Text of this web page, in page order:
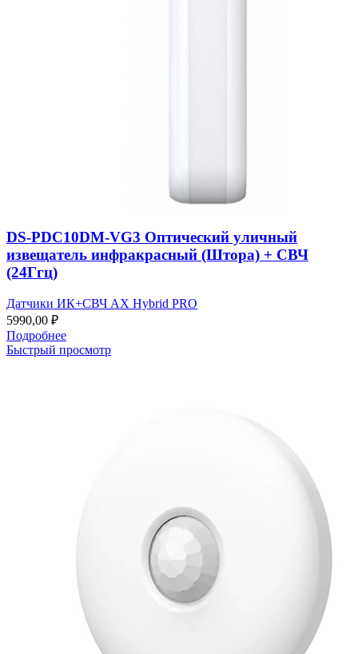
DS-PDC10DM-VG3 Оптический уличный
извещатель инфракрасный (Штора) + СВЧ
(24Ггц)
Датчики ИК+СВЧ AX Hybrid PRO
5990,00 ₽
Подробнее
Быстрый просмотр